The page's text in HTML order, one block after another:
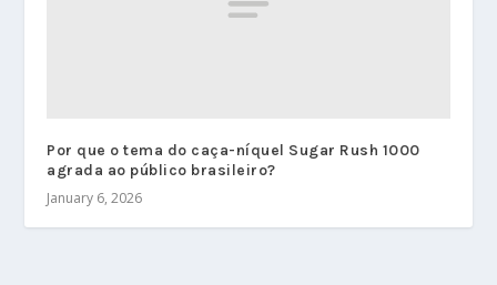
Por que o tema do caça-níquel Sugar Rush 1000
agrada ao público brasileiro?
January 6, 2026